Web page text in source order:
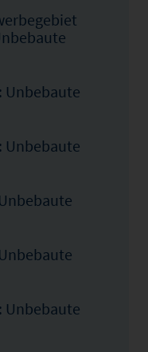
Unbebaute
Unbebaute
Unbebaute